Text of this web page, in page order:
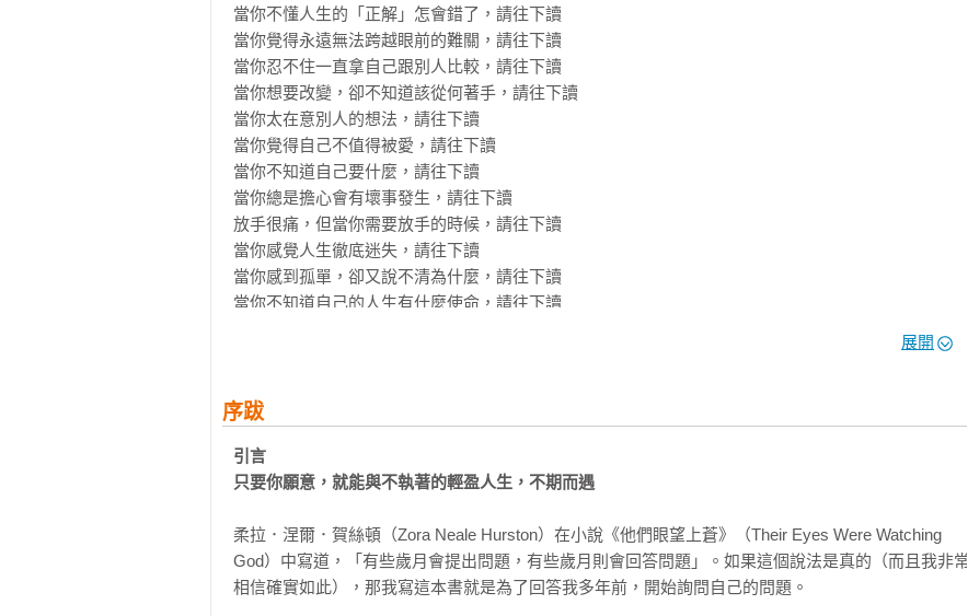
▌當你感到迷惘……
感到迷失往往是個好徵兆，這表示你正在走自己的路。如果你對接下來要做什麼過於篤定，那很有可
能是在走別人的路。
溫柔。智慧。溫暖。
布莉安娜．魏斯特的文字，感動並啟發了全球的身心靈探索者。
這次，她再次運用療癒天賦，邀請你培養轉念的力量，體會生活的美好──
「我希望你能開始察覺，自己內心深處一直擁有的力量。
而這股力量，其實就蘊藏在你一次次微小的選擇裡，逐步積累，最終促成巨大的轉變。」
蘇予昕 | 蘇予昕心理諮商所所長、暢銷作家
暖心推薦
「即使在最艱苦困頓的日子裡，當你需要相信不一樣的人生在等著你、向你伸出雙手時，
──比安卡．史帕契諾（Bianca Sparacino），百萬暢銷作家
「我們無法選擇所有遭遇，但能選擇用什麼心情面對。這本書讓你用另一雙眼睛，看見困境的出口與
當你不懂人生的「正解」怎會錯了，請往下讀
當你覺得永遠無法跨越眼前的難關，請往下讀
當你忍不住一直拿自己跟別人比較，請往下讀
當你想要改變，卻不知道該從何著手，請往下讀
當你太在意別人的想法，請往下讀
當你覺得自己不值得被愛，請往下讀
當你不知道自己要什麼，請往下讀
當你總是擔心會有壞事發生，請往下讀
放手很痛，但當你需要放手的時候，請往下讀
當你感覺人生徹底迷失，請往下讀
當你感到孤單，卻又說不清為什麼，請往下讀
當你不知道自己的人生有什麼使命，請往下讀
當你覺得要接受所有批評才能成長，請往下讀
當你失去希望，請往下讀
當你有所保留、不願意向前邁進，請往下讀
當你覺得已經到達自己的極限，請往下讀
當人生停滯，好像什麼都改變不了，請往下讀
當你覺得一切都支離破碎，請往下讀
展開
序跋
引言
只要你願意，就能與不執著的輕盈人生，不期而遇
柔拉．涅爾．賀絲頓（Zora Neale Hurston）在小說《他們眼望上蒼》（Their Eyes Were Watching
God）中寫道，「有些歲月會提出問題，有些歲月則會回答問題」。如果這個說法是真的（而且我非常
相信確實如此），那我寫這本書就是為了回答我多年前，開始詢問自己的問題。